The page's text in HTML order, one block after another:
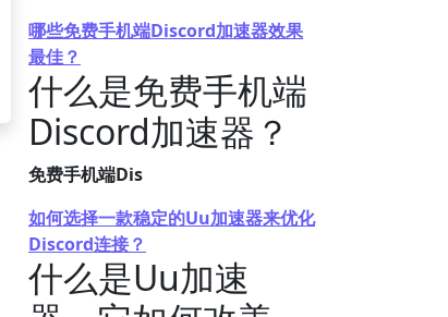
哪些免费手机端Discord加速器效果
最佳？
什么是免费手机端
Discord加速器？
免费手机端Dis
如何选择一款稳定的Uu加速器来优化
Discord连接？
什么是Uu加速